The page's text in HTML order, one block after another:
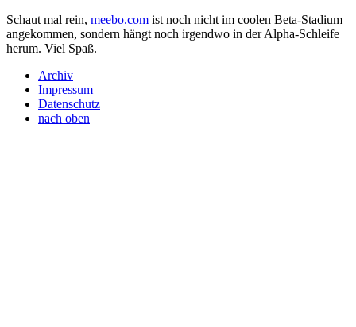
Schaut mal rein, meebo.com ist noch nicht im coolen Beta-Stadium
angekommen, sondern hängt noch irgendwo in der Alpha-Schleife
herum. Viel Spaß.
Archiv
Impressum
Datenschutz
nach oben